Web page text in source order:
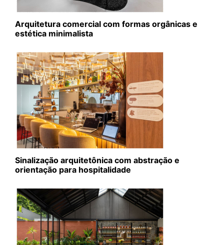
Arquitetura comercial com formas orgânicas e
estética minimalista
Sinalização arquitetônica com abstração e
orientação para hospitalidade